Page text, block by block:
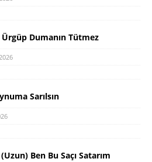
Ürgüp Dumanın Tütmez
Sarılsın
(Uzun) Ben Bu Saçı Satarım